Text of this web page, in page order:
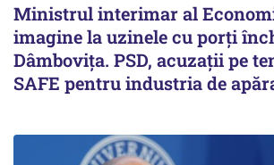
Ministrul interimar al
imagine la uzinele cu porți
Dâmbovița. PSD, acuzații pe
SAFE pentru industria de